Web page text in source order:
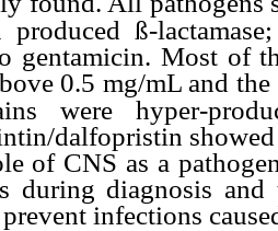
ß-
gentamicin. Most of
0.5 mg/mL and
were hyper-
dalfopristin
of CNS as a
during diagnosis
infections